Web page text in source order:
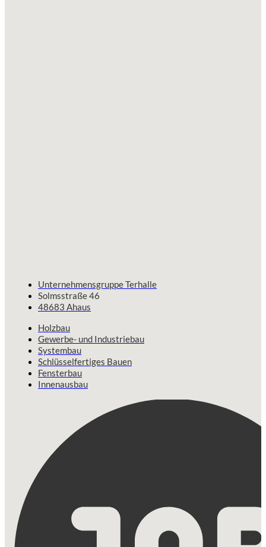
Unternehmensgruppe Terhalle
Solmsstraße 46
48683 Ahaus
Holzbau
Gewerbe- und Industriebau
Systembau
Schlüsselfertiges Bauen
Fensterbau
Innenausbau